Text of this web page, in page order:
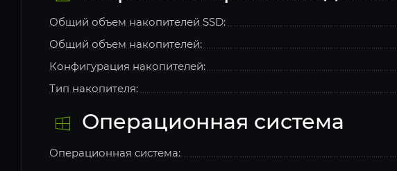
Общий объем накопителей SSD:
Общий объем накопителей:
Конфигурация накопителей:
Тип накопителя:
Операционная система
Операционная система: